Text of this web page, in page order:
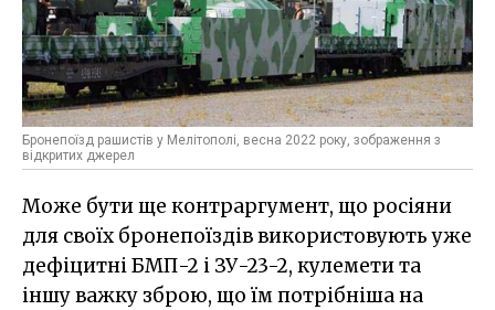
Бронепоїзд рашистів у Мелітополі, весна 2022 року, зображення з
відкритих джерел
Може бути ще контраргумент, що росіяни
для своїх бронепоїздів використовують уже
дефіцитні БМП-2 і ЗУ-23-2, кулемети та
іншу важку зброю, що їм потрібніша на